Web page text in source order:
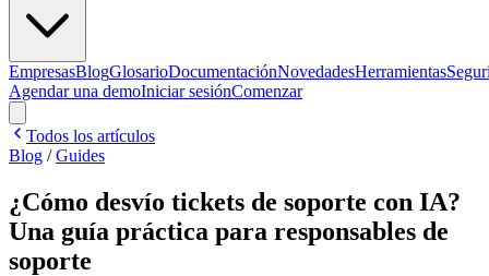
EmpresasBlogGlosarioDocumentaciónNovedadesHerramientas
Agendar una demoIniciar sesiónComenzar
Todos los artículos
Blog /Guides
¿Cómo desvío tickets de soporte con IA?
Una guía práctica para responsables de
soporte